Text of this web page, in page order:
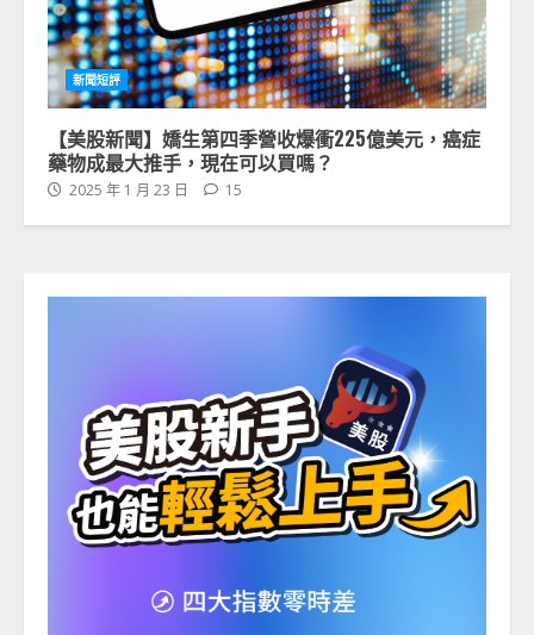
新聞短評
【美股新聞】嬌生第四季營收爆衝225億美元，癌症
藥物成最大推手，現在可以買嗎？
2025 年 1 月 23 日 15